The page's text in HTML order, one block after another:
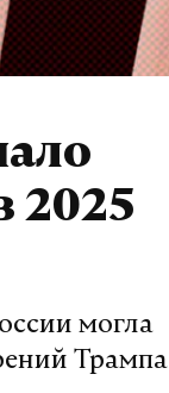
2025
могла
Трампа